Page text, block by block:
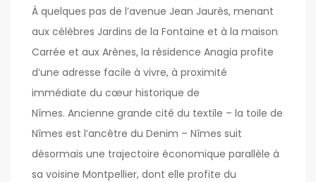
À quelques pas de l’avenue Jean Jaurès, menant
aux célèbres Jardins de la Fontaine et à la maison
Carrée et aux Arènes, la résidence Anagia profite
d’une adresse facile à vivre, à proximité
immédiate du cœur historique de
Nîmes. Ancienne grande cité du textile – la toile de
Nîmes est l’ancêtre du Denim – Nîmes suit
désormais une trajectoire économique parallèle à
sa voisine Montpellier, dont elle profite du